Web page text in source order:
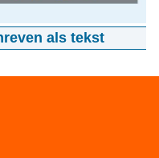
als tekst
Tweede Kamer
de volgende